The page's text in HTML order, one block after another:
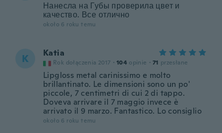
Нанесла на Губы проверила цвет и
качество. Все отлично
około 6 roku temu
K Katia
Rok dołączenia 2017 · 104 opinie · 71 przesłane
Lipgloss metal carinissimo e molto
brillantinato. Le dimensioni sono un po'
piccole, 7 centimetri di cui 2 di tappo.
Doveva arrivare il 7 maggio invece è
arrivato il 9 marzo. Fantastico. Lo consiglio
około 6 roku temu